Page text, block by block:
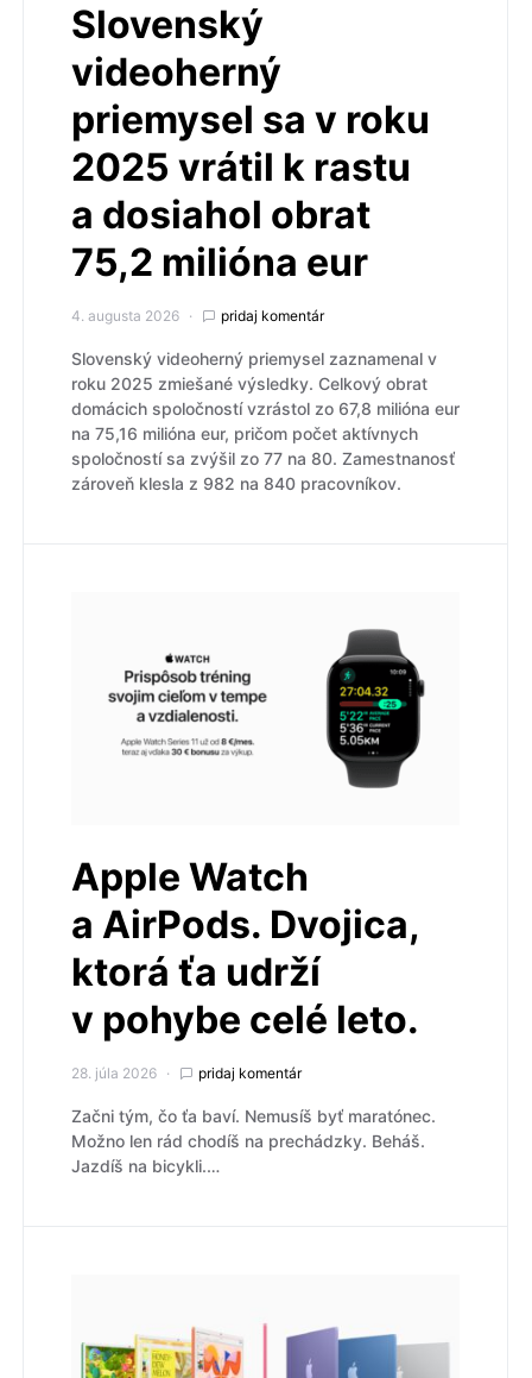
Slovenský
videoherný
priemysel sa v roku
2025 vrátil k rastu
a dosiahol obrat
75,2 milióna eur
4. augusta 2026 pridaj komentár
Slovenský videoherný priemysel zaznamenal v
roku 2025 zmiešané výsledky. Celkový obrat
domácich spoločností vzrástol zo 67,8 milióna eur
na 75,16 milióna eur, pričom počet aktívnych
spoločností sa zvýšil zo 77 na 80. Zamestnanosť
zároveň klesla z 982 na 840 pracovníkov.
Apple Watch
a AirPods. Dvojica,
ktorá ťa udrží
v pohybe celé leto.
28. júla 2026 pridaj komentár
Začni tým, čo ťa baví. Nemusíš byť maratónec.
Možno len rád chodíš na prechádzky. Beháš.
Jazdíš na bicykli.…